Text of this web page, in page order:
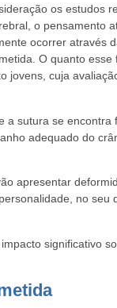
os estudos
o pensamento
ocorrer através
O quanto esse
jovens, cuja
a sutura se encontra
adequado do
apresentar
no seu
significativo